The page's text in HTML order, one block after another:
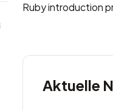
Ruby introduction
Aktuelle